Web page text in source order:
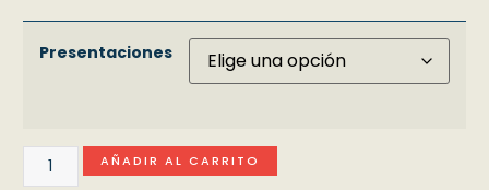
Presentaciones
AÑADIR AL CARRITO